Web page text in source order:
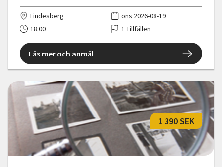
Lindesberg
ons 2026-08-19
18:00
1 Tillfällen
Läs mer och anmäl
1 390 SEK